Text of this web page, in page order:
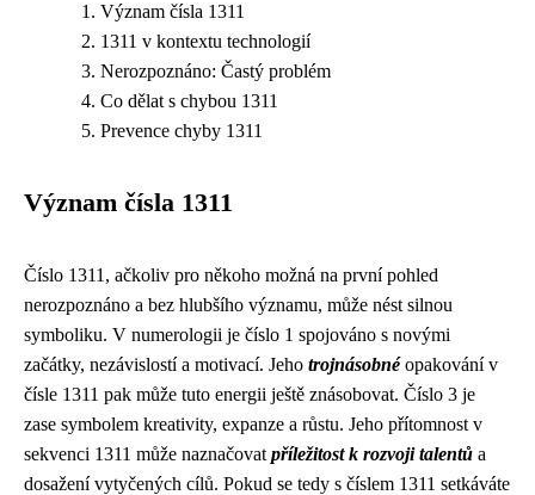
Význam čísla 1311
1311 v kontextu technologií
Nerozpoznáno: Častý problém
Co dělat s chybou 1311
Prevence chyby 1311
Význam čísla 1311
Číslo 1311, ačkoliv pro někoho možná na první pohled
nerozpoznáno a bez hlubšího významu, může nést silnou
symboliku. V numerologii je číslo 1 spojováno s novými
začátky, nezávislostí a motivací. Jeho trojnásobnéopakování v
čísle 1311 pak může tuto energii ještě znásobovat. Číslo 3 je
zase symbolem kreativity, expanze a růstu. Jeho přítomnost v
sekvenci 1311 může naznačovat příležitost k rozvoji talentů a
dosažení vytyčených cílů. Pokud se tedy s číslem 1311 setkáváte